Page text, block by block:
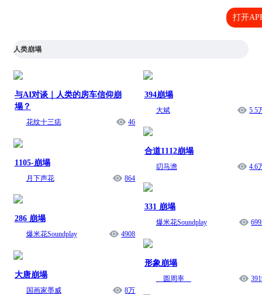
打开
人类崩塌
与AI对谈｜人类的房车信仰崩
塌？
花纹十三痣 46
1105-崩塌
月下声花 864
286 崩塌
爆米花Soundplay 4908
大唐崩塌
国画家墨威 8万
394崩塌
大斌 5.5
合道1112崩塌
叨马澹 4.6
331 崩塌
爆米花Soundplay
形象崩塌
__圆周率__